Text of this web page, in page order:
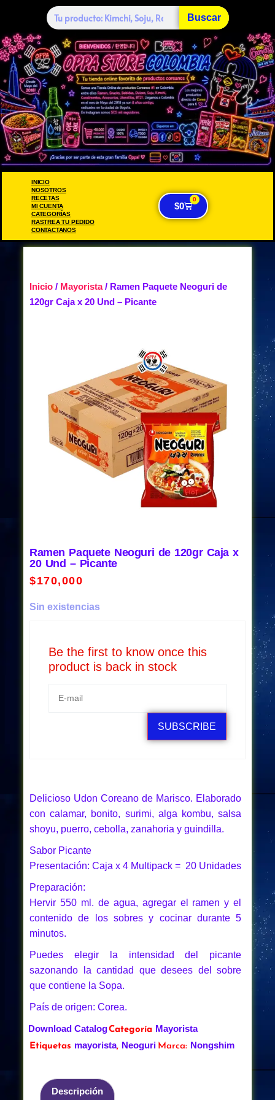
Buscar
INICIO
NOSOTROS
RECETAS
MI CUENTA
CATEGORÍAS
RASTREA TU PEDIDO
CONTACTANOS
$0
0
Inicio / Mayorista/ Ramen Paquete Neoguri de
120gr Caja x 20 Und – Picante
Ramen Paquete Neoguri de 120gr Caja x
20 Und – Picante
$170,000
Sin existencias
Be the first to know once this
product is back in stock
SUBSCRIBE
Delicioso Udon Coreano de Marisco. Elaborado
con calamar, bonito, surimi, alga kombu, salsa
shoyu, puerro, cebolla, zanahoria y guindilla.
Sabor Picante
Presentación: Caja x 4 Multipack = 20 Unidades
Preparación:
Hervir 550 ml. de agua, agregar el ramen y el
contenido de los sobres y cocinar durante 5
minutos.
Puedes elegir la intensidad del picante
sazonando la cantidad que desees del sobre
que contiene la Sopa.
País de origen: Corea.
Download CatalogCategoría Mayorista
Etiquetas mayorista, Neoguri Marca: Nongshim
Descripción